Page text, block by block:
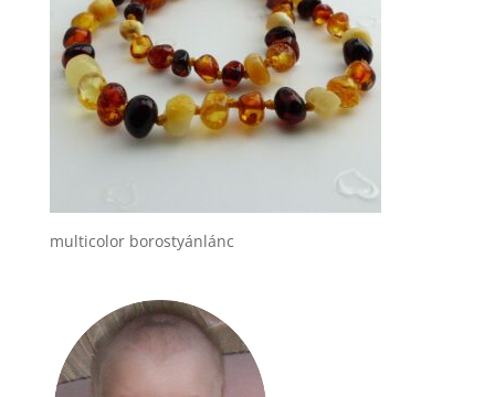
multicolor borostyánlánc